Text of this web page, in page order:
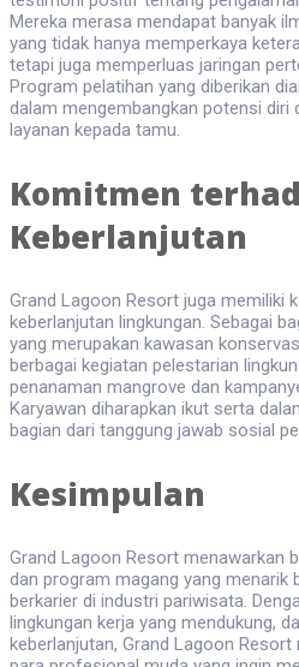
Mereka merasa mendapat banyak
yang tidak hanya memperkaya
tetapi juga memperluas jaringan
Program pelatihan yang diberikan
dalam mengembangkan potensi diri
layanan kepada tamu.
Komitmen
Keberlanjutan
Grand Lagoon Resort juga memiliki
keberlanjutan lingkungan. Sebagai
yang merupakan kawasan
berbagai kegiatan pelestarian
penanaman mangrove dan
Karyawan diharapkan ikut serta
bagian dari tanggung jawab sosial
Kesimpulan
Grand Lagoon Resort menawarkan
dan program magang yang menarik
berkarier di industri pariwisata.
lingkungan kerja yang mendukung,
keberlanjutan, Grand Lagoon